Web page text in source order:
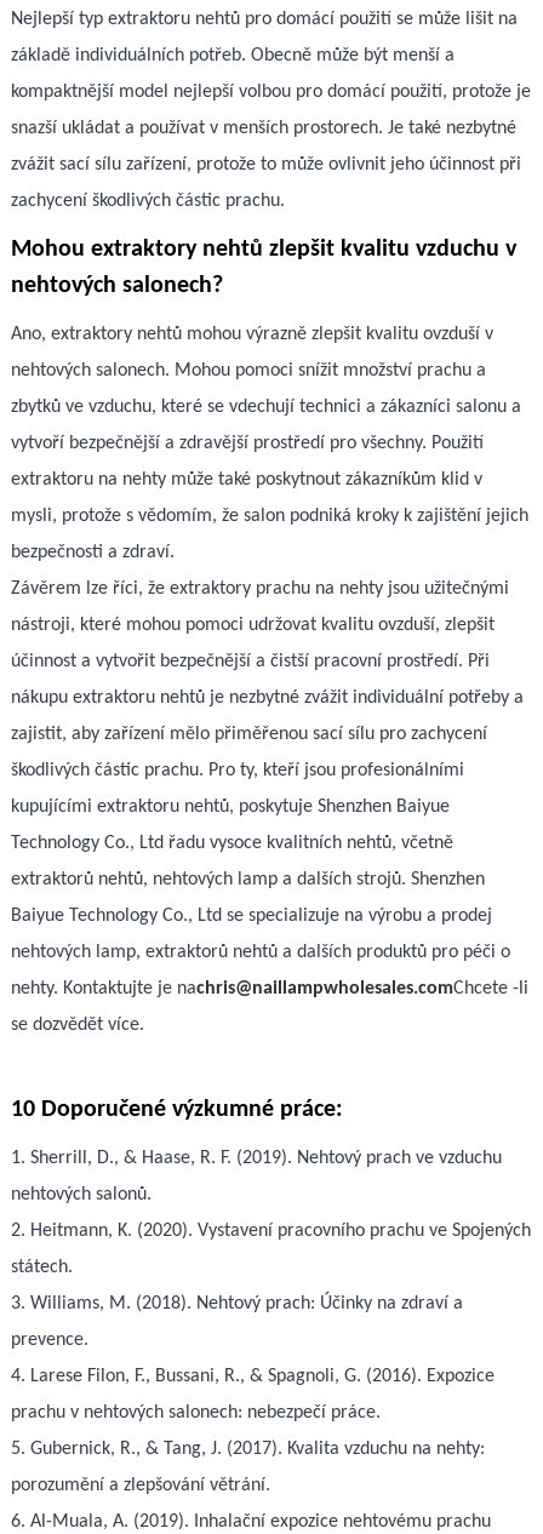
Nejlepší typ extraktoru nehtů pro domácí použití se může lišit na
základě individuálních potřeb. Obecně může být menší a
kompaktnější model nejlepší volbou pro domácí použití, protože je
snazší ukládat a používat v menších prostorech. Je také nezbytné
zvážit sací sílu zařízení, protože to může ovlivnit jeho účinnost při
zachycení škodlivých částic prachu.
Mohou extraktory nehtů zlepšit kvalitu vzduchu v
nehtových salonech?
Ano, extraktory nehtů mohou výrazně zlepšit kvalitu ovzduší v
nehtových salonech. Mohou pomoci snížit množství prachu a
zbytků ve vzduchu, které se vdechují technici a zákazníci salonu a
vytvoří bezpečnější a zdravější prostředí pro všechny. Použití
extraktoru na nehty může také poskytnout zákazníkům klid v
mysli, protože s vědomím, že salon podniká kroky k zajištění jejich
bezpečnosti a zdraví.
Závěrem lze říci, že extraktory prachu na nehty jsou užitečnými
nástroji, které mohou pomoci udržovat kvalitu ovzduší, zlepšit
účinnost a vytvořit bezpečnější a čistší pracovní prostředí. Při
nákupu extraktoru nehtů je nezbytné zvážit individuální potřeby a
zajistit, aby zařízení mělo přiměřenou sací sílu pro zachycení
škodlivých částic prachu. Pro ty, kteří jsou profesionálními
kupujícími extraktoru nehtů, poskytuje Shenzhen Baiyue
Technology Co., Ltd řadu vysoce kvalitních nehtů, včetně
extraktorů nehtů, nehtových lamp a dalších strojů. Shenzhen
Baiyue Technology Co., Ltd se specializuje na výrobu a prodej
nehtových lamp, extraktorů nehtů a dalších produktů pro péči o
nehty. Kontaktujte je nachris@naillampwholesales.comChcete -li
se dozvědět více.
10 Doporučené výzkumné práce:
1. Sherrill, D., & Haase, R. F. (2019). Nehtový prach ve vzduchu
nehtových salonů.
2. Heitmann, K. (2020). Vystavení pracovního prachu ve Spojených
státech.
3. Williams, M. (2018). Nehtový prach: Účinky na zdraví a
prevence.
4. Larese Filon, F., Bussani, R., & Spagnoli, G. (2016). Expozice
prachu v nehtových salonech: nebezpečí práce.
5. Gubernick, R., & Tang, J. (2017). Kvalita vzduchu na nehty:
porozumění a zlepšování větrání.
6. Al-Muala, A. (2019). Inhalační expozice nehtovému prachu